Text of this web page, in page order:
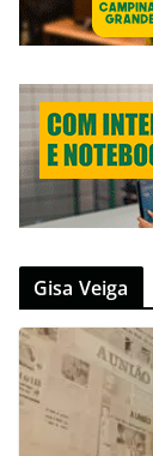
Gisa Veiga